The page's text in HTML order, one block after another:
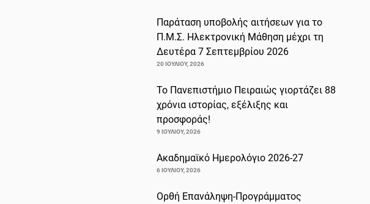
Παράταση υποβολής αιτήσεων για το
Π.Μ.Σ. Ηλεκτρονική Μάθηση μέχρι τη
Δευτέρα 7 Σεπτεμβρίου 2026
20 ΙΟΥΛΊΟΥ, 2026
Το Πανεπιστήμιο Πειραιώς γιορτάζει 88
χρόνια ιστορίας, εξέλιξης και
προσφοράς!
9 ΙΟΥΛΊΟΥ, 2026
Ακαδημαϊκό Ημερολόγιο 2026-27
6 ΙΟΥΛΊΟΥ, 2026
Ορθή Επανάληψη-Προγράμματος